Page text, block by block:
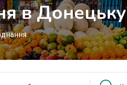
в Донецьку